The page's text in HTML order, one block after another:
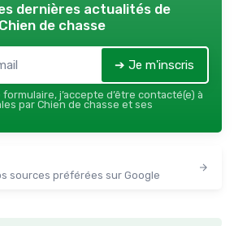
dernières actualités de
Chien de chasse
➔ Je m'inscris
j’accepte d’être contacté(e) à
par Chien de chasse et ses
sources préférées sur Google